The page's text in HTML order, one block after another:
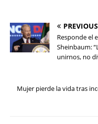
PREVIOUS
Responde el
Sheinbaum:
unirnos, no
Mujer pierde la vida tras